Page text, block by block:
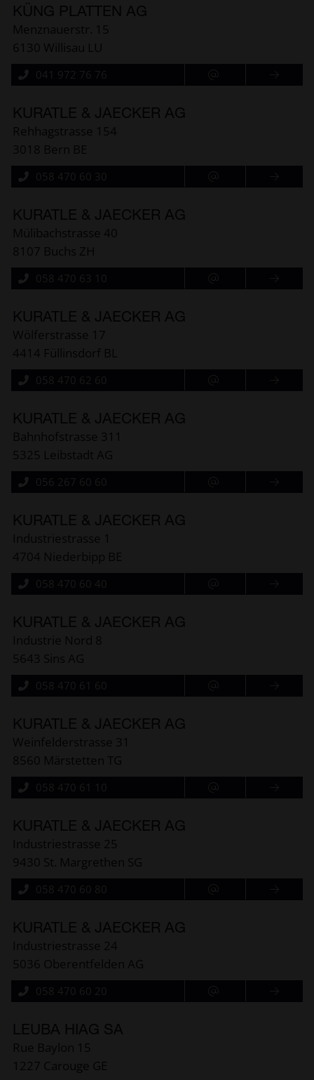
KÜNG PLATTEN AG
Menznauerstr. 15
6130 Willisau LU
041 972 76 76
KURATLE & JAECKER AG
Rehhagstrasse 154
3018 Bern BE
058 470 60 30
KURATLE & JAECKER AG
Mülibachstrasse 40
8107 Buchs ZH
058 470 63 10
KURATLE & JAECKER AG
Wölferstrasse 17
4414 Füllinsdorf BL
058 470 62 60
KURATLE & JAECKER AG
Bahnhofstrasse 311
5325 Leibstadt AG
056 267 60 60
KURATLE & JAECKER AG
Industriestrasse 1
4704 Niederbipp BE
058 470 60 40
KURATLE & JAECKER AG
Industrie Nord 8
5643 Sins AG
058 470 61 60
KURATLE & JAECKER AG
Weinfelderstrasse 31
8560 Märstetten TG
058 470 61 10
KURATLE & JAECKER AG
Industriestrasse 25
9430 St. Margrethen SG
058 470 60 80
KURATLE & JAECKER AG
Industriestrasse 24
5036 Oberentfelden AG
058 470 60 20
LEUBA HIAG SA
Rue Baylon 15
1227 Carouge GE